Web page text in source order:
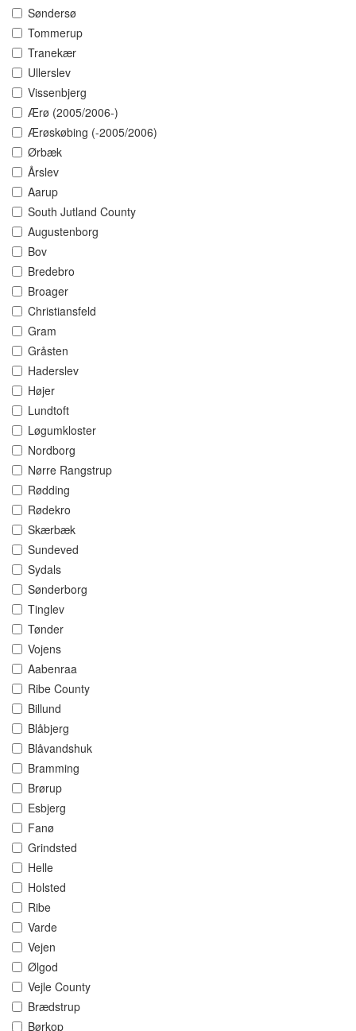
Søndersø
Tommerup
Tranekær
Ullerslev
Vissenbjerg
Ærø (2005/2006-)
Ærøskøbing (-2005/2006)
Ørbæk
Årslev
Aarup
South Jutland County
Augustenborg
Bov
Bredebro
Broager
Christiansfeld
Gram
Gråsten
Haderslev
Højer
Lundtoft
Løgumkloster
Nordborg
Nørre Rangstrup
Rødding
Rødekro
Skærbæk
Sundeved
Sydals
Sønderborg
Tinglev
Tønder
Vojens
Aabenraa
Ribe County
Billund
Blåbjerg
Blåvandshuk
Bramming
Brørup
Esbjerg
Fanø
Grindsted
Helle
Holsted
Ribe
Varde
Vejen
Ølgod
Vejle County
Brædstrup
Børkop